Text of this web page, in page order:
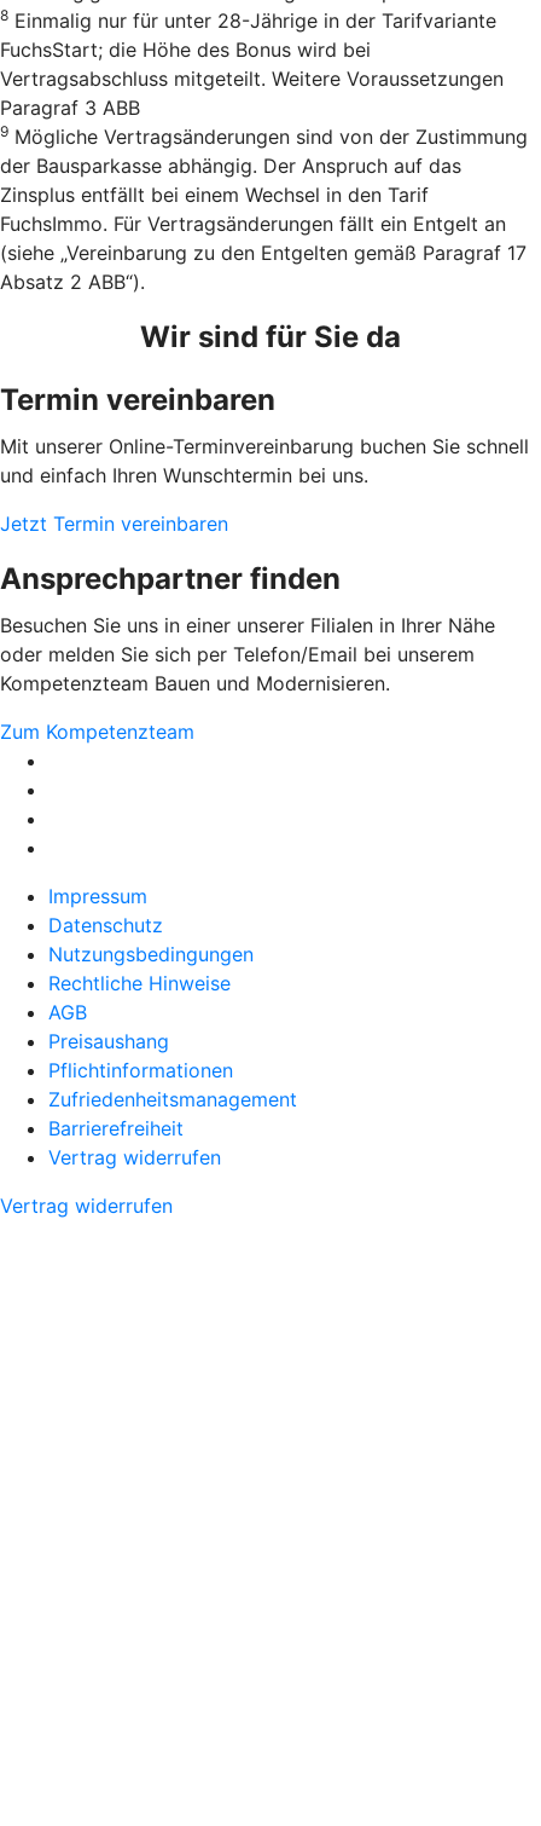
8 Einmalig nur für unter 28-Jährige in der Tarifvariante
FuchsStart; die Höhe des Bonus wird bei
Vertragsabschluss mitgeteilt. Weitere Voraussetzungen
Paragraf 3 ABB
9 Mögliche Vertragsänderungen sind von der Zustimmung
der Bausparkasse abhängig. Der Anspruch auf das
Zinsplus entfällt bei einem Wechsel in den Tarif
FuchsImmo. Für Vertragsänderungen fällt ein Entgelt an
(siehe „Vereinbarung zu den Entgelten gemäß Paragraf 17
Absatz 2 ABB“).
Wir sind für Sie da
Termin vereinbaren
Mit unserer Online-Terminvereinbarung buchen Sie schnell
und einfach Ihren Wunschtermin bei uns.
Jetzt Termin vereinbaren
Ansprechpartner finden
Besuchen Sie uns in einer unserer Filialen in Ihrer Nähe
oder melden Sie sich per Telefon/Email bei unserem
Kompetenzteam Bauen und Modernisieren.
Zum Kompetenzteam
Impressum
Datenschutz
Nutzungsbedingungen
Rechtliche Hinweise
AGB
Preisaushang
Pflichtinformationen
Zufriedenheitsmanagement
Barrierefreiheit
Vertrag widerrufen
Vertrag widerrufen